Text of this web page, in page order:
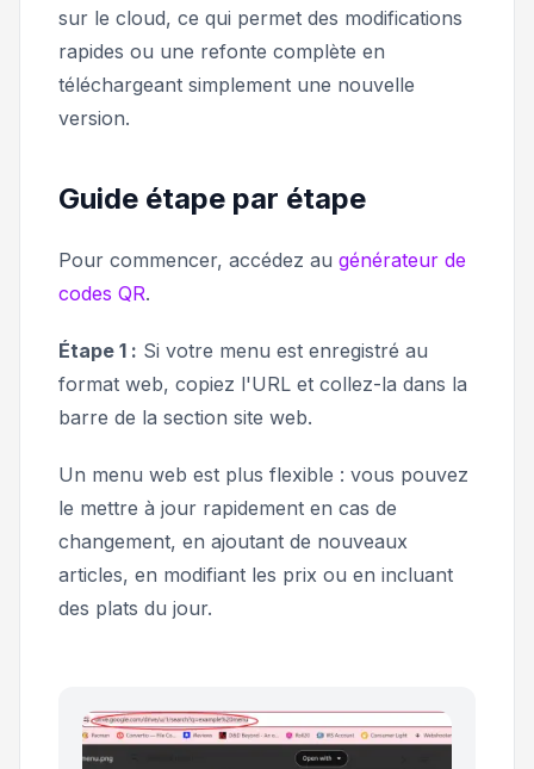
sur le cloud, ce qui permet des modifications
rapides ou une refonte complète en
téléchargeant simplement une nouvelle
version.
Guide étape par étape
Pour commencer, accédez au générateur de
codes QR.
Étape 1 : Si votre menu est enregistré au
format web, copiez l'URL et collez-la dans la
barre de la section site web.
Un menu web est plus flexible : vous pouvez
le mettre à jour rapidement en cas de
changement, en ajoutant de nouveaux
articles, en modifiant les prix ou en incluant
des plats du jour.